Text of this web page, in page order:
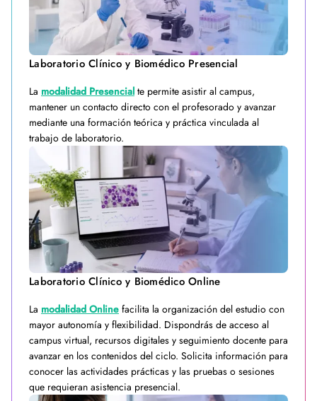
Laboratorio Clínico y Biomédico Presencial
La modalidad Presencial te permite asistir al campus,
mantener un contacto directo con el profesorado y avanzar
mediante una formación teórica y práctica vinculada al
trabajo de laboratorio.
Laboratorio Clínico y Biomédico Online
La modalidad Online facilita la organización del estudio con
mayor autonomía y flexibilidad. Dispondrás de acceso al
campus virtual, recursos digitales y seguimiento docente para
avanzar en los contenidos del ciclo. Solicita información para
conocer las actividades prácticas y las pruebas o sesiones
que requieran asistencia presencial.